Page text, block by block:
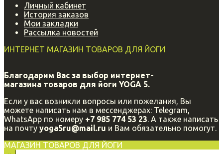
Личный кабинет
История заказов
Мои закладки
Рассылка новостей
ИНТЕРНЕТ МАГАЗИН ТОВАРОВ ДЛЯ ЙОГИ
Благодарим Вас за выбор интернет-
магазина товаров для йоги YOGA 5.
Если у вас возникли вопросы или пожелания, Вы
можете написать нам в мессенджерах: Telegram,
WhatsApp по номеру +7 985 774 53 23. А также написать
на почту yoga5ru@mail.ru и Вам обязательно помогут.
МАГАЗИН ТОВАРОВ ДЛЯ ЙОГИ